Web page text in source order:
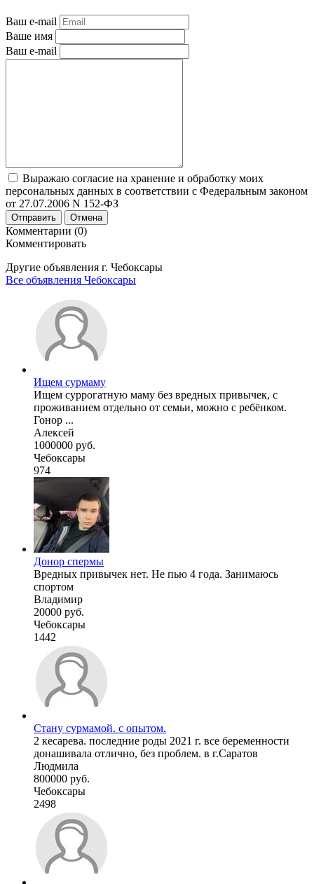
Ваш e-mail
Ваше имя
Ваш e-mail
Выражаю согласие на хранение и обработку моих
персональных данных в соответствии с Федеральным законом
от 27.07.2006 N 152-ФЗ
Отправить Отмена
Комментарии (0)
Комментировать
Другие объявления г. Чебоксары
Все объявления Чебоксары
Ищем сурмаму
Ищем суррогатную маму без вредных привычек, с
проживанием отдельно от семьи, можно с ребёнком.
Гонор ...
Алексей
1000000 руб.
Чебоксары
974
Донор спермы
Вредных привычек нет. Не пью 4 года. Занимаюсь
спортом
Владимир
20000 руб.
Чебоксары
1442
Стану сурмамой. с опытом.
2 кесарева. последние роды 2021 г. все беременности
донашивала отлично, без проблем. в г.Саратов
Людмила
800000 руб.
Чебоксары
2498